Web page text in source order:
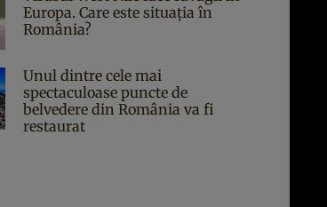
Europa. Care este situația în
România?
Unul dintre cele mai
spectaculoase puncte de
belvedere din România va fi
restaurat